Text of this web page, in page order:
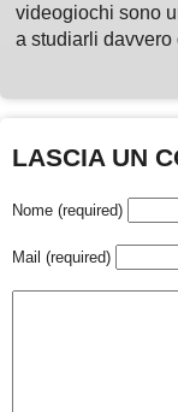
videogiochi sono
a studiarli davvero
LASCIA UN
Nome (required)
Mail (required)